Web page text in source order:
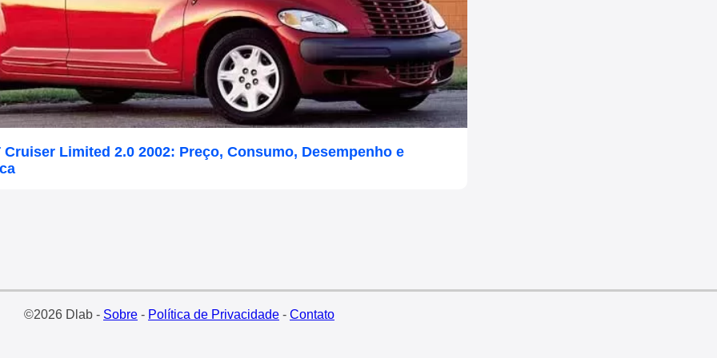
Cruiser Limited 2.0 2002: Preço, Consumo, Desempenho e
©2026 Dlab - Sobre- Política de Privacidade- Contato